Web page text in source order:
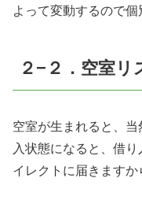
よって変動するので個
２−２．空室リ
空室が生まれると、
入状態になると、借
イレクトに届きますか